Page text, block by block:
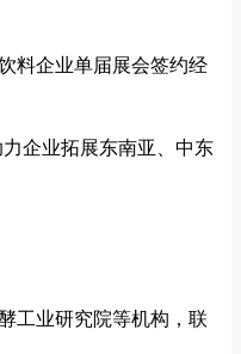
料企业单届展会签约经
力企业拓展东南亚、中东
工业研究院等机构，联